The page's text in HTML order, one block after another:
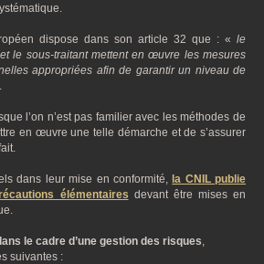
dispose dans son article 32 que : « le
le sous-traitant mettent en œuvre les mesures
appropriées afin de garantir un niveau de
l’on n’est pas familier avec les méthodes de
en œuvre une telle démarche et de s’assurer
dans leur mise en conformité, la CNIL publie
élémentaires devant être mises en
le cadre d’une gestion des risques,
suivantes :